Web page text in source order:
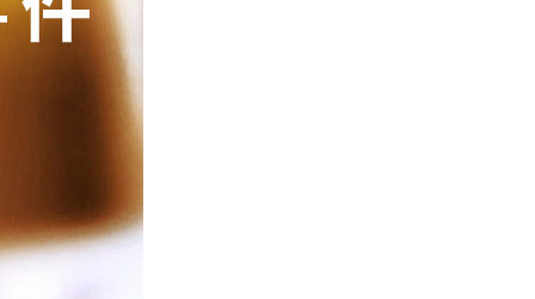
保险杠料架
消声器料架
料架